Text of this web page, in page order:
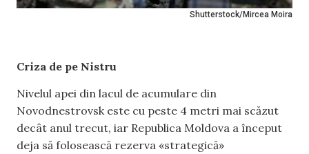
Shutterstock/Mircea Moira
Criza de pe Nistru
Nivelul apei din lacul de acumulare din
Novodnestrovsk este cu peste 4 metri mai scăzut
decât anul trecut, iar Republica Moldova a început
deja să folosească rezerva «strategică»